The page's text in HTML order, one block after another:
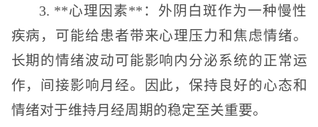
3. **心理因素**：外阴白斑作为一种慢性
疾病，可能给患者带来心理压力和焦虑情绪。
长期的情绪波动可能影响内分泌系统的正常运
作，间接影响月经。因此，保持良好的心态和
情绪对于维持月经周期的稳定至关重要。